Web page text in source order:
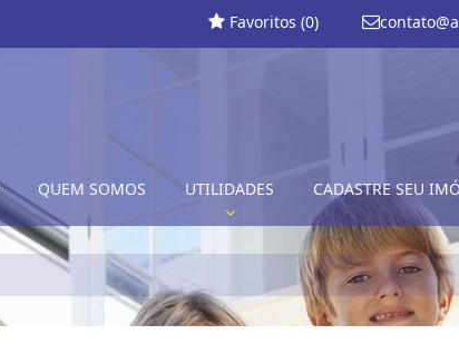
Favoritos (0)
QUEM SOMOS UTILIDADES CADASTRE SEU